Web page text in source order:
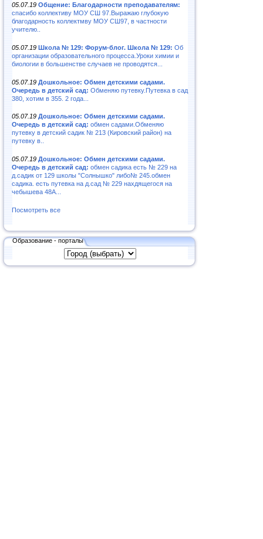
05.07.19 Общение: Благодарности преподавателям:
спасибо коллективу МОУ СШ 97.Выражаю глубокую
благодарность коллектмву МОУ СШ97, в частности
учителю..
05.07.19 Школа № 129: Форум-блог. Школа № 129: Об
организации образовательного процесса.Уроки химии и
биологии в большенстве случаев не проводятся...
05.07.19 Дошкольное: Обмен детскими садами.
Очередь в детский сад: Обменяю путевку.Путевка в сад
380, хотим в 355. 2 года...
05.07.19 Дошкольное: Обмен детскими садами.
Очередь в детский сад: обмен садами.Обменяю
путевку в детский садик № 213 (Кировский район) на
путевку в..
05.07.19 Дошкольное: Обмен детскими садами.
Очередь в детский сад: обмен садика есть № 229 на
д.садик от 129 школы "Солнышко" либо№ 245.обмен
садика. есть путевка на д.сад № 229 нахдящегося на
чебышева 48А...
Посмотреть все
Образование - порталы